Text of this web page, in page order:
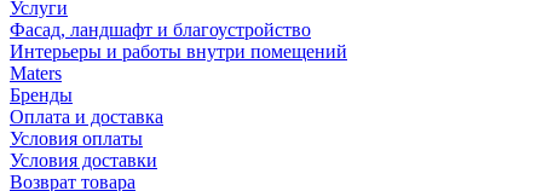
Услуги
Фасад, ландшафт и благоустройство
Интерьеры и работы внутри помещений
Maters
Бренды
Оплата и доставка
Условия оплаты
Условия доставки
Возврат товара